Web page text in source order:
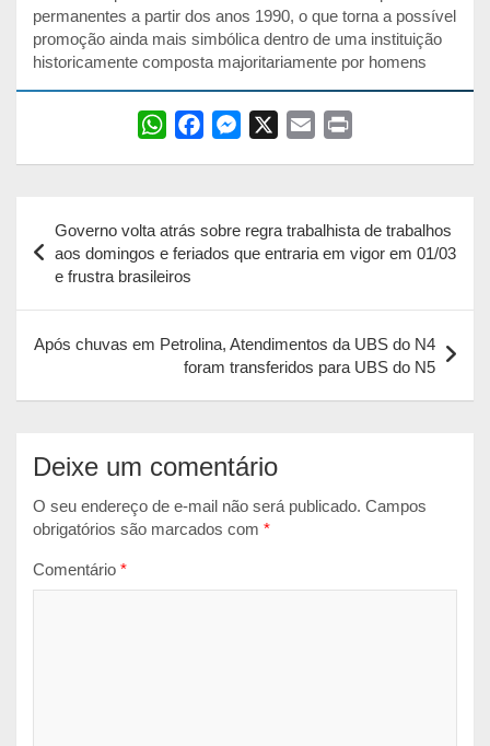
permanentes a partir dos anos 1990, o que torna a possível
promoção ainda mais simbólica dentro de uma instituição
historicamente composta majoritariamente por homens
W
s
A
b
e
n
r
l
t
de
Post
Governo volta atrás sobre regra trabalhista de trabalhos
aos domingos e feriados que entraria em vigor em 01/03
e frustra brasileiros
Após chuvas em Petrolina, Atendimentos da UBS do N4
foram transferidos para UBS do N5
Deixe um comentário
O seu endereço de e-mail não será publicado. Campos
obrigatórios são marcados com *
Comentário *